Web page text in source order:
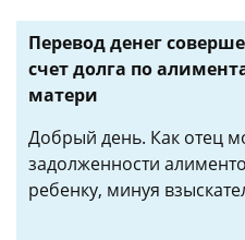
Перевод денег
счет долга по
матери
Добрый день. Как отец
задолженности
ребенку, минуя